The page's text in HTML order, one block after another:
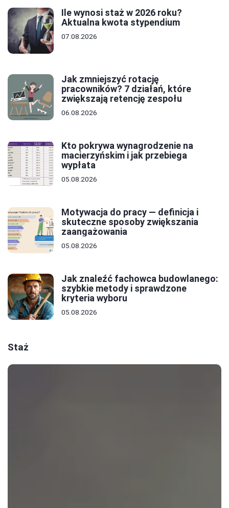
Ile wynosi staż w 2026 roku?
Aktualna kwota stypendium
07.08.2026
Jak zmniejszyć rotację
pracowników? 7 działań, które
zwiększają retencję zespołu
06.08.2026
Kto pokrywa wynagrodzenie na
macierzyńskim i jak przebiega
wypłata
05.08.2026
Motywacja do pracy — definicja i
skuteczne sposoby zwiększania
zaangażowania
05.08.2026
Jak znaleźć fachowca budowlanego:
szybkie metody i sprawdzone
kryteria wyboru
05.08.2026
Staż